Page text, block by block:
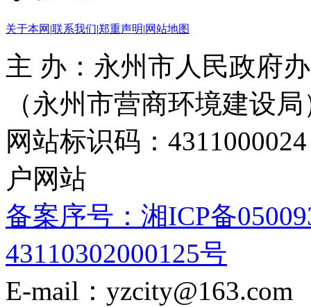
关于本网 |联系我们|郑重声明|网站地图
主 办：永州市人民政府
（永州市营商环境建设局
网站标识码：
户网站
备案序号：湘ICP备
43110302000125号
E-mail：yzcity@163.com